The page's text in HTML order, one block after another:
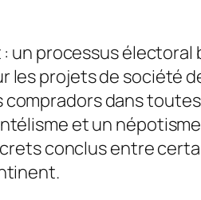
un processus électoral
les projets de société
dans
et un népotisme
conclus entre